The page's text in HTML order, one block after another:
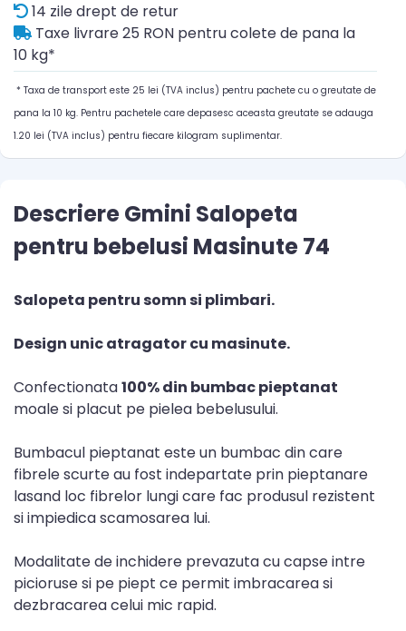
14 zile drept de retur
Taxe livrare 25 RON pentru colete de pana la
10 kg*
* Taxa de transport este 25 lei (TVA inclus) pentru pachete cu o greutate de
pana la 10 kg. Pentru pachetele care depasesc aceasta greutate se adauga
1.20 lei (TVA inclus) pentru fiecare kilogram suplimentar.
Descriere Gmini Salopeta
pentru bebelusi Masinute 74
Salopeta pentru somn si plimbari.
Design unic atragator cu masinute.
Confectionata100% din bumbac pieptanat
moale si placut pe pielea bebelusului.
Bumbacul pieptanat este un bumbac din care
fibrele scurte au fost indepartate prin pieptanare
lasand loc fibrelor lungi care fac produsul rezistent
si impiedica scamosarea lui.
Modalitate de inchidere prevazuta cu capse intre
picioruse si pe piept ce permit imbracarea si
dezbracarea celui mic rapid.